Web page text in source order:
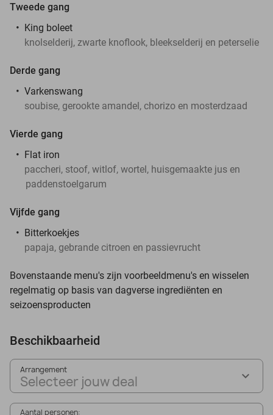
Tweede gang
King boleet
knolselderij, zwarte knoflook, bleekselderij en peterselie
Derde gang
Varkenswang
soubise, gerookte amandel, chorizo en mosterdzaad
Vierde gang
Flat iron
paccheri, stoof, witlof, wortel, huisgemaakte jus en
paddenstoelgarum
Vijfde gang
Bitterkoekjes
papaja, gebrande citroen en passievrucht
Bovenstaande menu's zijn voorbeeldmenu's en wisselen
regelmatig op basis van dagverse ingrediënten en
seizoensproducten
Beschikbaarheid
Arrangement
Selecteer jouw deal
Aantal personen: